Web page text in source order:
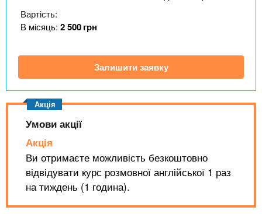
n
s
.
f
л
а
За кордоном
Вартість:
В місяць: 2 500грн
Залишити заявку
Умови акції
Акція
Ви отримаєте можливість безкоштовно
відвідувати курс розмовної англійської 1 раз
на тиждень (1 година).